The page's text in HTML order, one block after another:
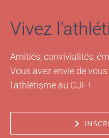
Vivez
Vous avez envie de
l'athlétisme au CJF !